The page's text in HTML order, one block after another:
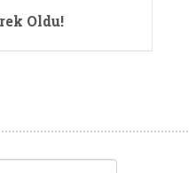
Oldu!